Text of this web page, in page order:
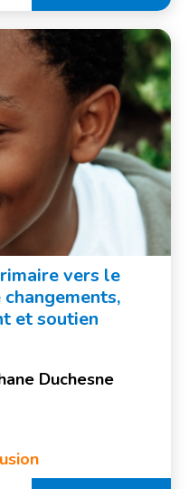
vers le
et soutien
Duchesne